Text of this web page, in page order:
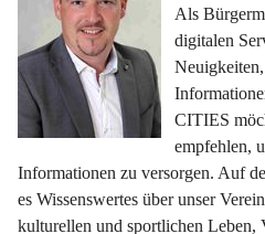
Als
digitalen
CITIES
empfehlen,
Informationen zu versorgen. Auf
es Wissenswertes über unser
kulturellen und sportlichen Leben,